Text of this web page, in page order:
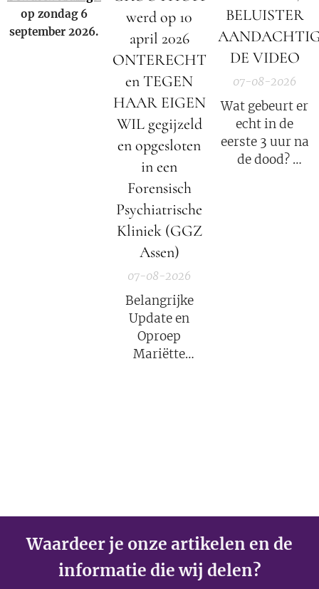
op zondag 6
september 2026.
werd op 10
april 2026
ONTERECHT
en TEGEN
HAAR EIGEN
WIL gegijzeld
en opgesloten
in een
Forensisch
Psychiatrische
Kliniek (GGZ
Assen)
07-08-2026
Belangrijke
Update en
Oproep
Mariëtte
BELUISTER
DE VIDEO
07-08-2026
Wat gebeurt er
echt in de
eerste 3 uur na
de dood?
Waardeer je onze artikelen en de
informatie die wij delen?